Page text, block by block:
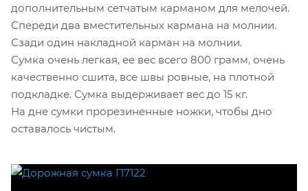
дополнительным сетчатым карманом для мелочей.
Спереди два вместительных кармана на молнии.
Сзади один накладной карман на молнии.
Сумка очень легкая, ее вес всего 800 грамм, очень
качественно сшита, все швы ровные, на плотной
подкладке. Сумка выдерживает вес до 15 кг.
На дне сумки прорезиненные ножки, чтобы дно
оставалось чистым.